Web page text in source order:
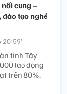
nối cung –
đào tạo nghề
tỉnh Tây
lao động
trên 80%.